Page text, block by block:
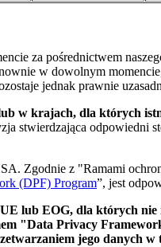
za pośrednictwem
w dowolnym
jednak prawnie
w krajach, dla których
stwierdzająca odpowiedni
Zgodnie z "Ramami
(DPF) Program”, jest
lub EOG, dla których
"Data Privacy
jego danych